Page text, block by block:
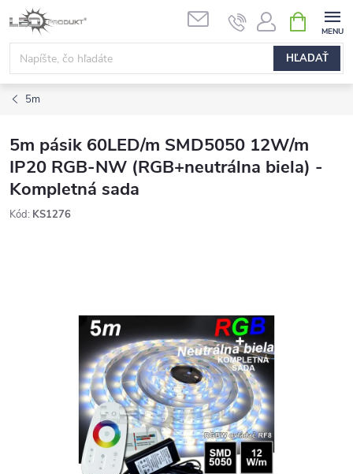
Prejsť
na
obsah
HĽADAŤ
KOŠÍK
5m
5m pásik 60LED/m SMD5050 12W/m
IP20 RGB-NW (RGB+neutrálna biela) -
Kompletná sada
Kód: KS1276